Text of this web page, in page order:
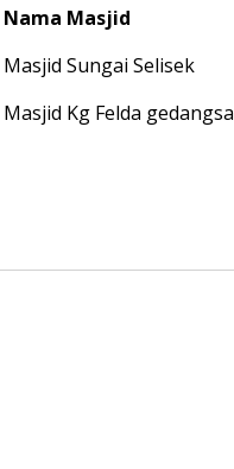
Nama Masjid
Masjid Sungai Selisek
Masjid Kg Felda gedangsa